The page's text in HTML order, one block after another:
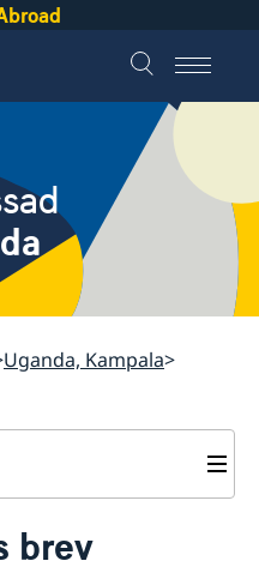
Uganda, Kampala
brev